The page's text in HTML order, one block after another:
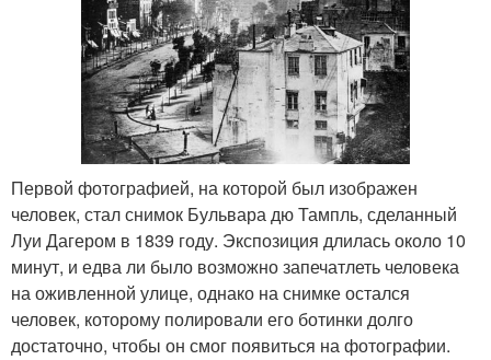
Первой фотографией, на которой был изображен
человек, стал снимок Бульвара дю Тампль, сделанный
Луи Дагером в 1839 году. Экспозиция длилась около 10
минут, и едва ли было возможно запечатлеть человека
на оживленной улице, однако на снимке остался
человек, которому полировали его ботинки долго
достаточно, чтобы он смог появиться на фотографии.